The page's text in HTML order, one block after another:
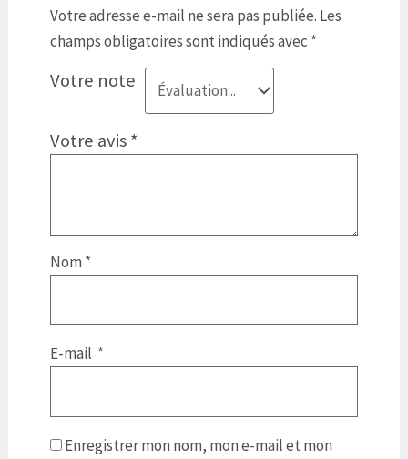
Votre adresse e-mail ne sera pas publiée. Les
champs obligatoires sont indiqués avec *
Votre note
Votre avis*
Nom *
E-mail *
Enregistrer mon nom, mon e-mail et mon